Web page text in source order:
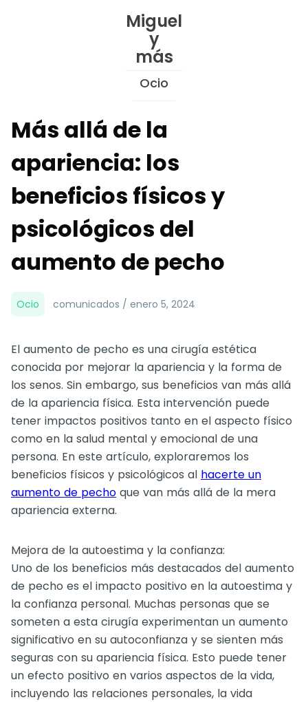
Skip
to
Content
Miguel
y
más
Ocio
Más allá de la
apariencia: los
beneficios físicos y
psicológicos del
aumento de pecho
Ocio comunicados / enero 5, 2024
El aumento de pecho es una cirugía estética
conocida por mejorar la apariencia y la forma de
los senos. Sin embargo, sus beneficios van más allá
de la apariencia física. Esta intervención puede
tener impactos positivos tanto en el aspecto físico
como en la salud mental y emocional de una
persona. En este artículo, exploraremos los
beneficios físicos y psicológicos al hacerte un
aumento de pecho que van más allá de la mera
apariencia externa.
Mejora de la autoestima y la confianza:
Uno de los beneficios más destacados del aumento
de pecho es el impacto positivo en la autoestima y
la confianza personal. Muchas personas que se
someten a esta cirugía experimentan un aumento
significativo en su autoconfianza y se sienten más
seguras con su apariencia física. Esto puede tener
un efecto positivo en varios aspectos de la vida,
incluyendo las relaciones personales, la vida